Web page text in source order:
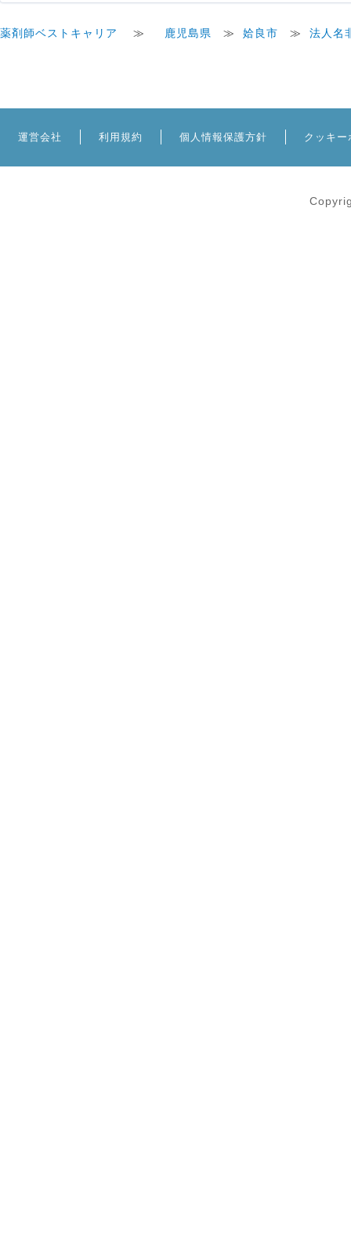
薬剤師ベストキャリア ≫ 鹿児島県 ≫ 姶良市 ≫ 法人名
運営会社 利用規約 個人情報保護方針 クッキー